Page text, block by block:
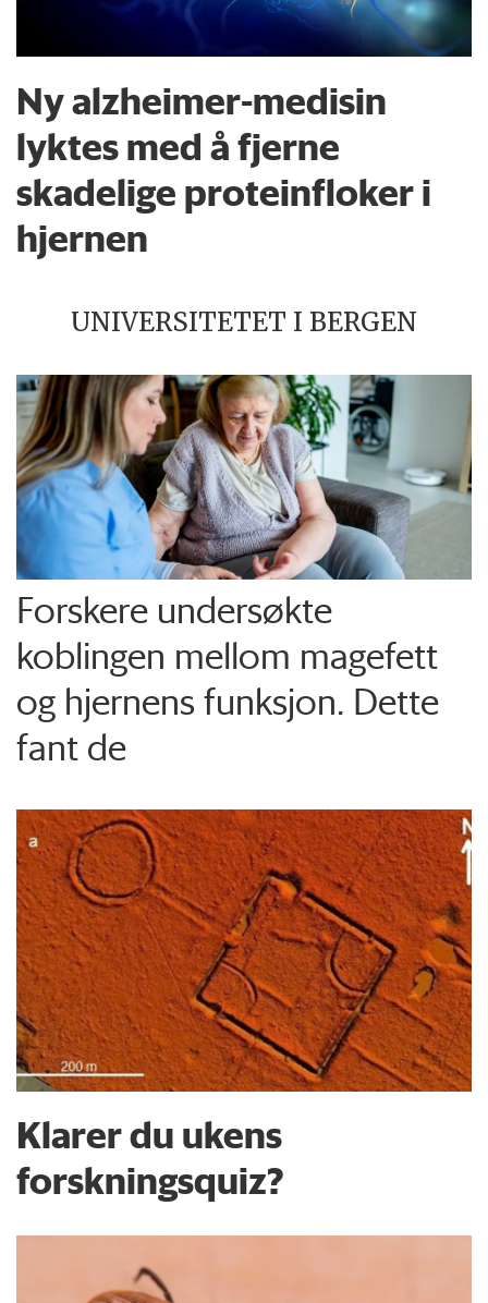
Ny alzheimer-medisin
lyktes med å fjerne
skadelige proteinfloker i
hjernen
UNIVERSITETET I BERGEN
Forskere undersøkte
koblingen mellom magefett
og hjernens funksjon. Dette
fant de
Klarer du ukens
forskningsquiz?